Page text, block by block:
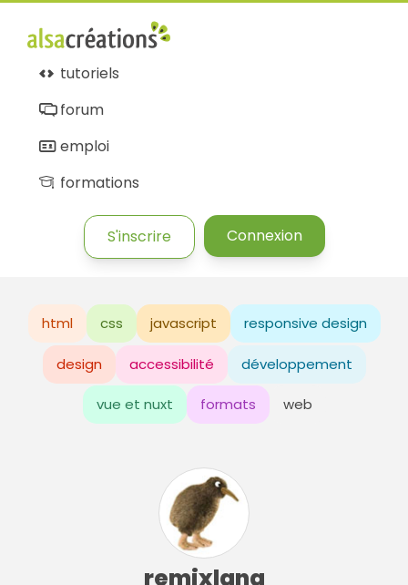
tutoriels
forum
emploi
formations
S'inscrire Connexion
html css javascript responsive design
design accessibilité développement
vue et nuxt formats web
remixlang